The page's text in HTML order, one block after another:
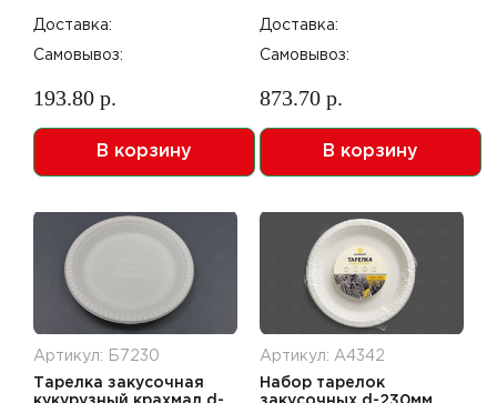
Доставка:
Самовывоз:
193.80 р.
В корзину
Доставка:
Самовывоз:
873.70 р.
В корзину
Артикул: Б7230
Тарелка закусочная
Артикул: А4342
Набор тарелок